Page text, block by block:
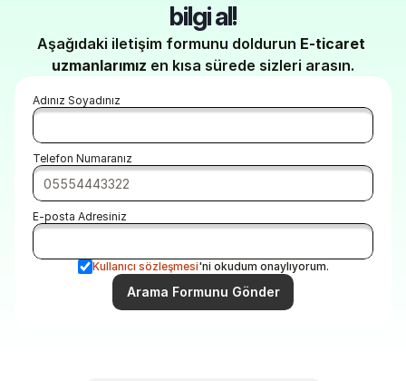
bilgi al!
Aşağıdaki iletişim formunu doldurun E-ticaret
uzmanlarımız en kısa sürede sizleri arasın.
Adınız Soyadınız
Telefon Numaranız
E-posta Adresiniz
Kullanıcı sözleşmesi'ni okudum onaylıyorum.
Arama Formunu Gönder